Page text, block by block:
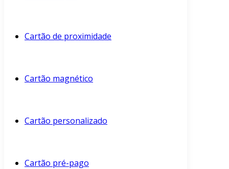
Cartão de proximidade
Cartão magnético
Cartão personalizado
Cartão pré-pago